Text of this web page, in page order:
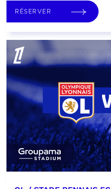
RÉSERVER